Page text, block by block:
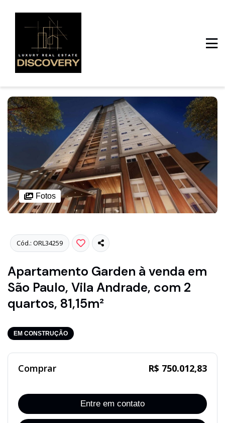
Fotos
Cód.: ORL34259
Apartamento Garden à venda em
São Paulo, Vila Andrade, com 2
quartos, 81,15m²
EM CONSTRUÇÃO
Comprar R$ 750.012,83
Entre em contato